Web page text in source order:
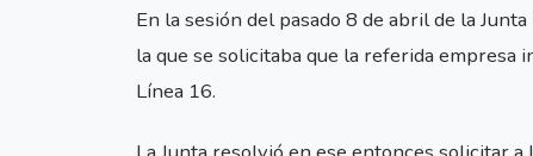
En la sesión del pasado 8 de abril de la
la que se solicitaba que la referida empresa
Línea 16.